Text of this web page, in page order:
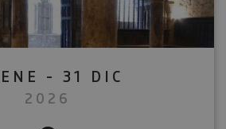
- 31 DIC
2026